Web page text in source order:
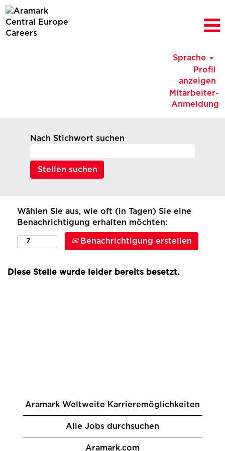
Sprache
Profil
anzeigen
Mitarbeiter-
Anmeldung
Nach Stichwort suchen
Wählen Sie aus, wie oft (in Tagen) Sie eine
Benachrichtigung erhalten möchten:
Benachrichtigung erstellen
Diese Stelle wurde leider bereits besetzt.
Aramark Weltweite Karrieremöglichkeiten
Alle Jobs durchsuchen
Aramark.com